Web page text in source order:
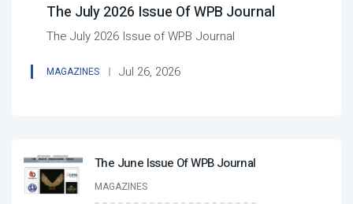
The July 2026 Issue Of WPB Journal
The July 2026 Issue of WPB Journal
MAGAZINES Jul 26, 2026
The June Issue Of WPB Journal
MAGAZINES